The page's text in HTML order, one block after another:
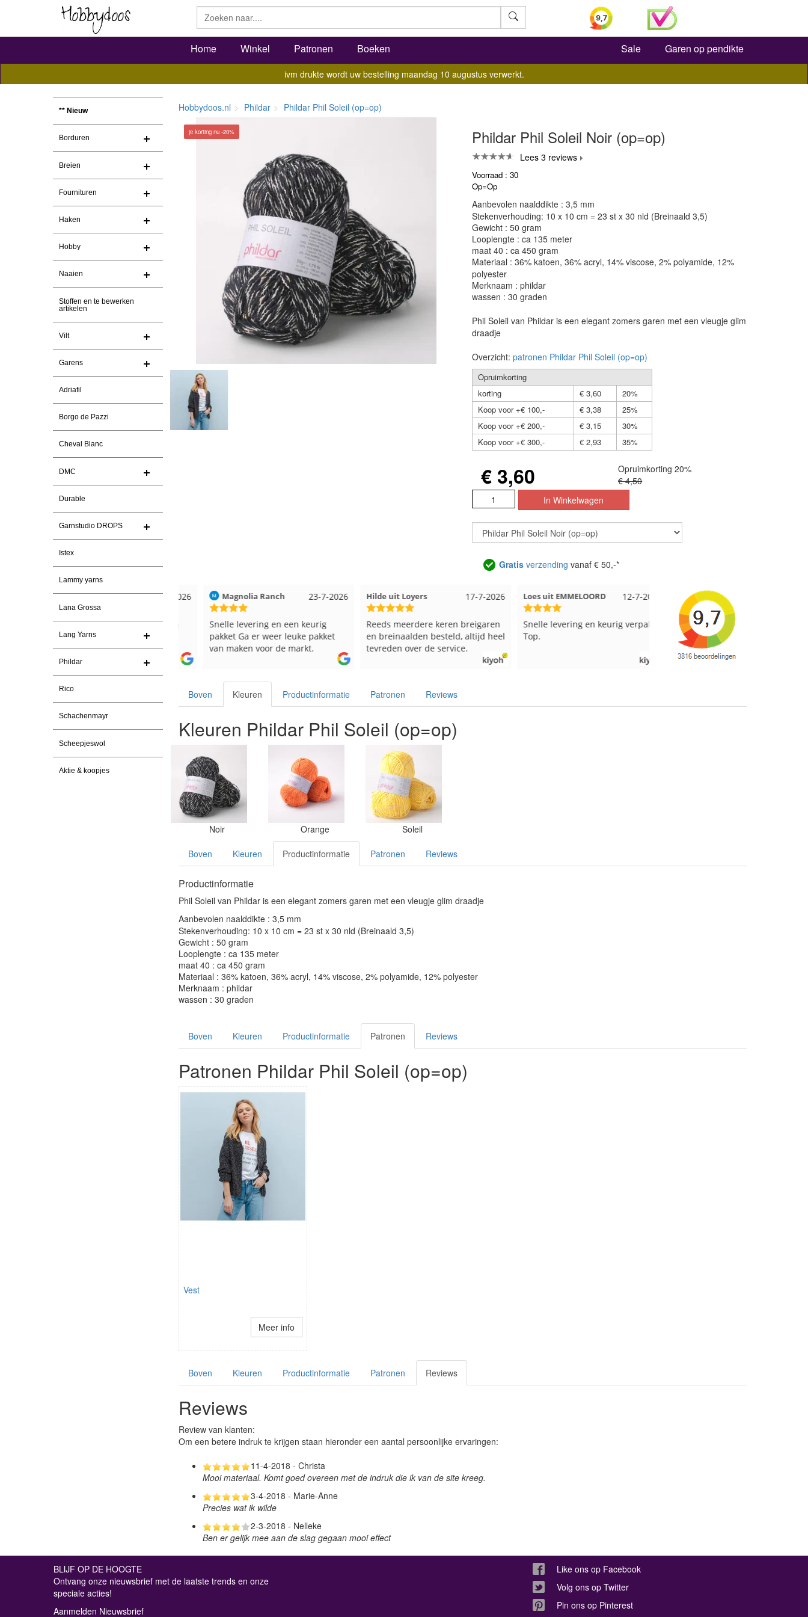
Zoeken
Home Winkel Patronen Boeken Sale Garen op pendikte
ivm drukte wordt uw bestelling maandag 10 augustus verwerkt.
** Nieuw
Borduren
Breien
Fournituren
Haken
Hobby
Naaien
Stoffen en te bewerken
artikelen
Vilt
Garens
Adriafil
Borgo de Pazzi
Cheval Blanc
DMC
Durable
Garnstudio DROPS
Istex
Lammy yarns
Lana Grossa
Lang Yarns
Phildar
Rico
Schachenmayr
Scheepjeswol
Aktie & koopjes
Hobbydoos.nl Phildar Phildar Phil Soleil (op=op)
je korting nu -20% Phildar Phil Soleil Noir (op=op)
Lees 3 reviews
Voorraad : 30
Op=Op
Aanbevolen naalddikte : 3,5 mm
Stekenverhouding: 10 x 10 cm = 23 st x 30 nld (Breinaald 3,5)
Gewicht : 50 gram
Looplengte : ca 135 meter
maat 40 : ca 450 gram
Materiaal : 36% katoen, 36% acryl, 14% viscose, 2% polyamide, 12%
polyester
Merknaam : phildar
wassen : 30 graden
Phil Soleil van Phildar is een elegant zomers garen met een vleugje glim
draadje
Overzicht: patronen Phildar Phil Soleil (op=op)
Opruimkorting
korting
€ 3,60
20%
Koop voor +€ 100,-
€ 3,38
25%
Koop voor +€ 200,-
€ 3,15
30%
Koop voor +€ 300,-
€ 2,93 35%
€ 3,60
Opruimkorting 20%
€ 4,50
Gratisverzending vanaf € 50,-*
30-7-2026
Christel Vanderlinden
Snelle levering. En prima garen
23-7-2026
Magnolia Ranch
Snelle levering en een keurig
pakket Ga er weer leuke pakket
van maken voor de markt.
17-7-2026
Hilde uit Loyers
Reeds meerdere keren breigaren
en breinaalden besteld, altijd heel
tevreden over de service.
12-7-2026
Loes uit EMMELOORD
Snelle levering en keurig verpakt.
Top.
Nell uit Beuningen
Goed verpakt en snelgeleverd
Boven Kleuren Productinformatie Patronen Reviews
Kleuren Phildar Phil Soleil (op=op)
Noir Orange Soleil
Boven Kleuren Productinformatie Patronen Reviews
Productinformatie
Phil Soleil van Phildar is een elegant zomers garen met een vleugje glim draadje
Aanbevolen naalddikte : 3,5 mm
Stekenverhouding: 10 x 10 cm = 23 st x 30 nld (Breinaald 3,5)
Gewicht : 50 gram
Looplengte : ca 135 meter
maat 40 : ca 450 gram
Materiaal : 36% katoen, 36% acryl, 14% viscose, 2% polyamide, 12% polyester
Merknaam : phildar
wassen : 30 graden
Boven Kleuren Productinformatie Patronen Reviews
Patronen Phildar Phil Soleil (op=op)
Vest
Meer info
Boven Kleuren Productinformatie Patronen Reviews
Reviews
Review van klanten:
Om een betere indruk te krijgen staan hieronder een aantal persoonlijke ervaringen:
11-4-2018 - Christa
Mooi materiaal. Komt goed overeen met de indruk die ik van de site kreeg.
3-4-2018 - Marie-Anne
Precies wat ik wilde
2-3-2018 - Nelleke
Ben er gelijk mee aan de slag gegaan mooi effect
BLIJF OP DE HOOGTE
Ontvang onze nieuwsbrief met de laatste trends en onze
speciale acties!
Aanmelden Nieuwsbrief
Like ons op Facebook
Volg ons op Twitter
Pin ons op Pinterest